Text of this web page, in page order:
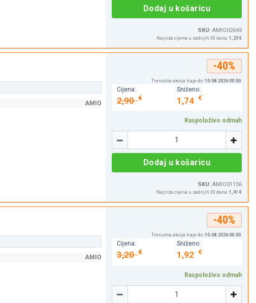
Dodaj u košaricu
SKU:AMIO02645
Najniža cijena u zadnjih 30 dana: 1,25 €
AMIO
-40%
Trenutna akcija traje do: 10.08.2026 00:00.
Cijena:
2,90€
Sniženo:
1,74 €
Raspoloživo odmah
-
Količina
+
Dodaj u košaricu
SKU:AMIO01156
Najniža cijena u zadnjih 30 dana: 1,91 €
AMIO
-40%
Trenutna akcija traje do: 10.08.2026 00:00.
Cijena:
3,20€
Sniženo:
1,92 €
Raspoloživo odmah
-
Količina
+